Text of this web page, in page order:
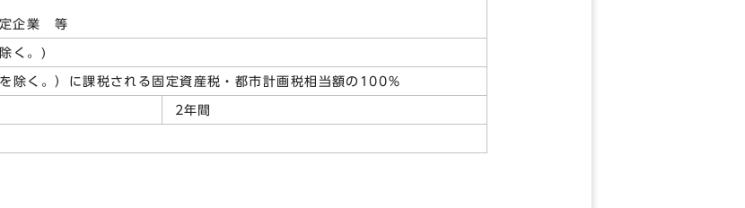
定企業 等
く。)
除く。）に課税される固定資産税・都市計画税相当額の100％
2年間